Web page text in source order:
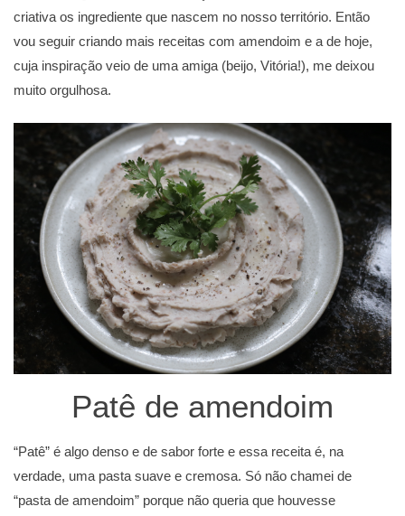
criativa os ingrediente que nascem no nosso território. Então
vou seguir criando mais receitas com amendoim e a de hoje,
cuja inspiração veio de uma amiga (beijo, Vitória!), me deixou
muito orgulhosa.
Patê de amendoim
“Patê” é algo denso e de sabor forte e essa receita é, na
verdade, uma pasta suave e cremosa. Só não chamei de
“pasta de amendoim” porque não queria que houvesse